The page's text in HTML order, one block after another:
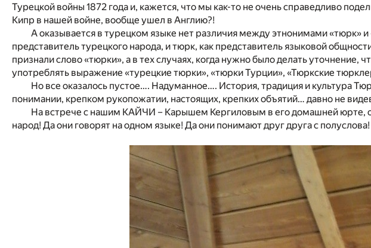
Турецкой войны 1872 года и, кажется, что мы как-то не очень справедливо
Кипр в нашей войне, вообще ушел в Англию?!
А оказывается в турецком языке нет различия между этнонимами «тюрк» и
представитель турецкого народа, и тюрк, как представитель языковой
признали слово «тюрки», а в тех случаях, когда нужно было делать уточнение,
употреблять выражение «турецкие тюрки», «тюрки Турции», «Тюркские
Но все оказалось пустое…. Надуманное…. История, традиция и культура
понимании, крепком рукопожатии, настоящих, крепких объятий… давно не
На встрече с нашим КАЙЧИ – Карышем Кергиловым в его домашней юрте,
народ! Да они говорят на одном языке! Да они понимают друг друга с